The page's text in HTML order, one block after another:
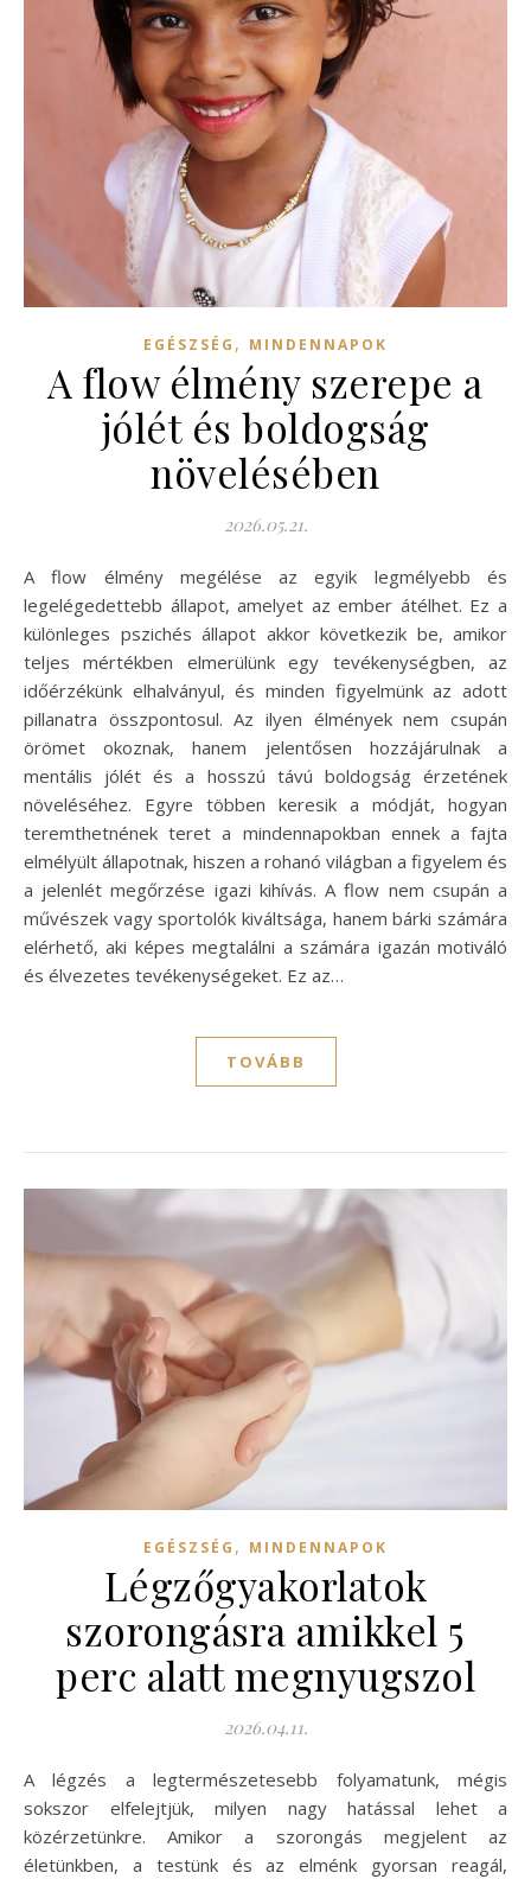
EGÉSZSÉG , MINDENNAPOK
A flow élmény szerepe a
jólét és boldogság
növelésében
2026.05.21.
A flow élmény megélése az egyik legmélyebb és
legelégedettebb állapot, amelyet az ember átélhet. Ez a
különleges pszichés állapot akkor következik be, amikor
teljes mértékben elmerülünk egy tevékenységben, az
időérzékünk elhalványul, és minden figyelmünk az adott
pillanatra összpontosul. Az ilyen élmények nem csupán
örömet okoznak, hanem jelentősen hozzájárulnak a
mentális jólét és a hosszú távú boldogság érzetének
növeléséhez. Egyre többen keresik a módját, hogyan
teremthetnének teret a mindennapokban ennek a fajta
elmélyült állapotnak, hiszen a rohanó világban a figyelem és
a jelenlét megőrzése igazi kihívás. A flow nem csupán a
művészek vagy sportolók kiváltsága, hanem bárki számára
elérhető, aki képes megtalálni a számára igazán motiváló
és élvezetes tevékenységeket. Ez az…
TOVÁBB
EGÉSZSÉG , MINDENNAPOK
Légzőgyakorlatok
szorongásra amikkel 5
perc alatt megnyugszol
2026.04.11.
A légzés a legtermészetesebb folyamatunk, mégis
sokszor elfelejtjük, milyen nagy hatással lehet a
közérzetünkre. Amikor a szorongás megjelent az
életünkben, a testünk és az elménk gyorsan reagál,